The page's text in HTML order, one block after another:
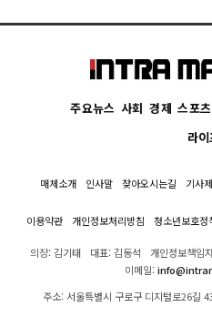
주요뉴스 사회 경제 스포츠
라이
매체소개 인사말 찾아오시는길 기사
이용약관 개인정보처리방침 청소년보호정
의장: 김기태 대표: 김동석 개인정보책임
이메일:
주소: 서울특별시 구로구 디지털로26길